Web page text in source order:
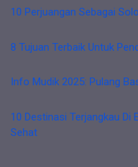
10 Perjuangan Sebagai
8 Tujuan Terbaik Untuk
Info Mudik 2025: Pulang
10 Destinasi Terjangkau Di
Sehat